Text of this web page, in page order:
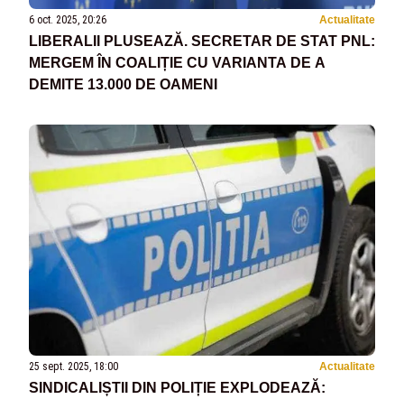
6 oct. 2025, 20:26 Actualitate
LIBERALII PLUSEAZĂ. SECRETAR DE STAT PNL:
MERGEM ÎN COALIȚIE CU VARIANTA DE A
DEMITE 13.000 DE OAMENI
25 sept. 2025, 18:00 Actualitate
SINDICALIȘTII DIN POLIȚIE EXPLODEAZĂ: